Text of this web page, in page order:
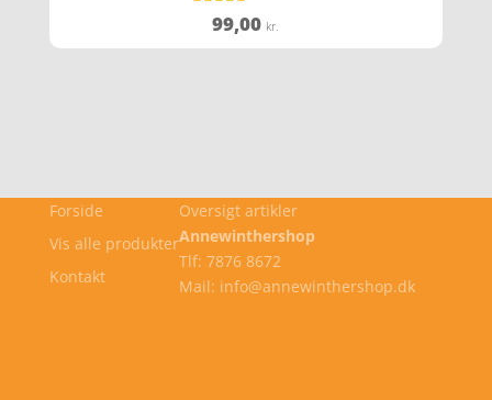
Vurderet
5
99,00 kr.
Forside
Vis alle produkter
Kontakt
Oversigt artikler
Annewinthershop
Tlf: 7876 8672
Mail: info@annewinthershop.dk